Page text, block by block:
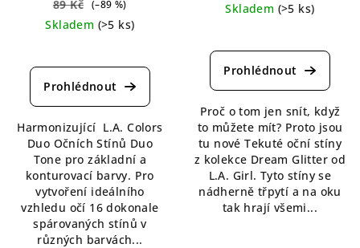
89 Kč (–89 %)
Skladem (>5 ks)
hodnocení
produktu
z
5
hvězdiček.
Harmonizující L.A. Colors
Duo Očních Stínů Duo
Tone pro základní a
konturovací barvy. Pro
vytvoření ideálního
vzhledu očí 16 dokonale
spárovaných stínů v
různých barvách...
Skladem (>5 ks)
hodnocení
produktu
z
5
hvězdiček.
Proč o tom jen snít, když
to můžete mít? Proto jsou
tu nové Tekuté oční stíny
z kolekce Dream Glitter od
L.A. Girl. Tyto stíny se
nádherně třpytí a na oku
tak hrají všemi...